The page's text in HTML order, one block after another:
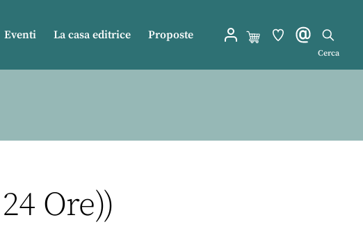
Eventi La casa editrice Proposte
Cerca
Ore))